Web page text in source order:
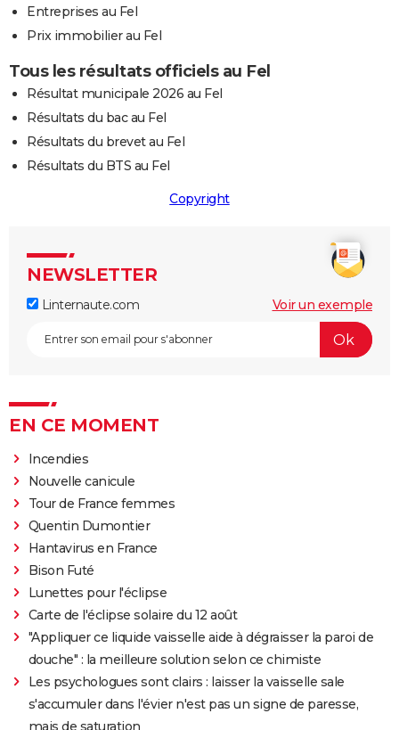
Entreprises au Fel
Prix immobilier au Fel
Tous les résultats officiels au Fel
Résultat municipale 2026 au Fel
Résultats du bac au Fel
Résultats du brevet au Fel
Résultats du BTS au Fel
Copyright
NEWSLETTER
Linternaute.com Voir un exemple
EN CE MOMENT
Incendies
Nouvelle canicule
Tour de France femmes
Quentin Dumontier
Hantavirus en France
Bison Futé
Lunettes pour l'éclipse
Carte de l'éclipse solaire du 12 août
"Appliquer ce liquide vaisselle aide à dégraisser la paroi de
douche" : la meilleure solution selon ce chimiste
Les psychologues sont clairs : laisser la vaisselle sale
s'accumuler dans l'évier n'est pas un signe de paresse,
mais de saturation